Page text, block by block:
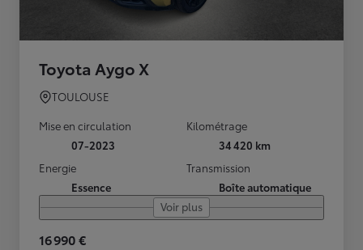
Toyota Aygo X
TOULOUSE
Mise en circulation
07-2023
Kilométrage
34 420 km
Energie
Essence
Transmission
Boîte automatique
Voir plus
16 990 €